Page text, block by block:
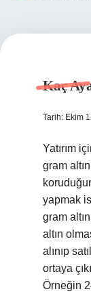
Kaç
Tarih: Ekim
Yatırım
gram
yapmak
gram
altın
alınıp
ortaya
Örneğin